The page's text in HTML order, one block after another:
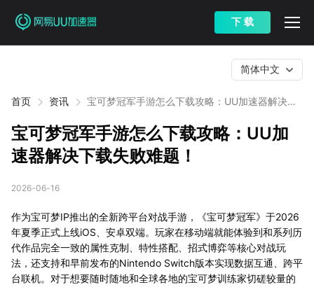
下 载
首页 资讯
宝可梦冠军手游怎么下载攻略：UU加速器解决下
简体中文
宝可梦冠军手游怎么下载攻略：UU加
速器解决下载失败难题！
2026-06-16
作为宝可梦IP推出的全新跨平台对战手游，《宝可梦冠军》于2026
年夏季正式上线iOS、安卓双端。玩家在移动端就能体验到和系列历
代作品完全一致的属性克制、特性搭配、招式博弈等核心对战玩
法，还支持和早前发布的Nintendo Switch版本实现数据互通、跨平
台联机。对于想要随时随地和全球各地的宝可梦训练家切磋较量的